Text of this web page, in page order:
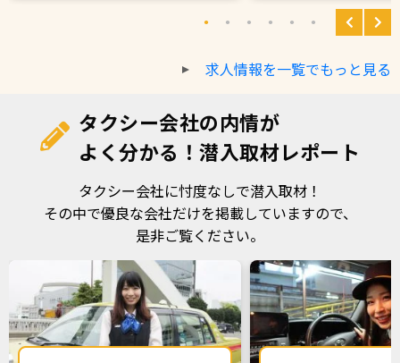
求人情報を一覧でもっと見る
タクシー会社の内情が
よく分かる！潜入取材レポート
タクシー会社に忖度なしで潜入取材！
その中で優良な会社だけを掲載していますので、
是非ご覧ください。